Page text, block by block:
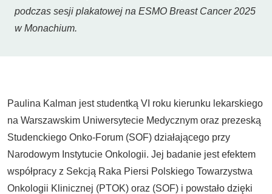
podczas sesji plakatowej na ESMO Breast Cancer 2025
w Monachium.
Paulina Kalman jest studentką VI roku kierunku lekarskiego
na Warszawskim Uniwersytecie Medycznym oraz prezeską
Studenckiego Onko-Forum (SOF) działającego przy
Narodowym Instytucie Onkologii. Jej badanie jest efektem
współpracy z Sekcją Raka Piersi Polskiego Towarzystwa
Onkologii Klinicznej (PTOK) oraz (SOF) i powstało dzięki